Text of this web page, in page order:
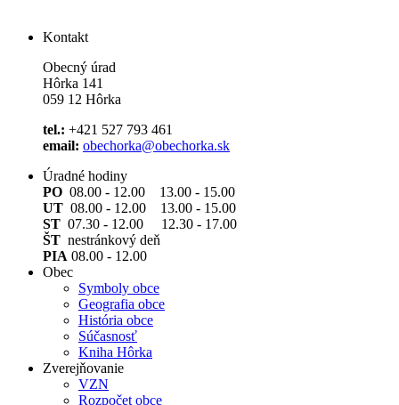
Kontakt
Obecný úrad
Hôrka 141
059 12 Hôrka
tel.: +421 527 793 461
email: obechorka@obechorka.sk
Úradné hodiny
PO 08.00 - 12.00 13.00 - 15.00
UT 08.00 - 12.00 13.00 - 15.00
ST 07.30 - 12.00 12.30 - 17.00
ŠT nestránkový deň
PIA 08.00 - 12.00
Obec
Symboly obce
Geografia obce
História obce
Súčasnosť
Kniha Hôrka
Zverejňovanie
VZN
Rozpočet obce